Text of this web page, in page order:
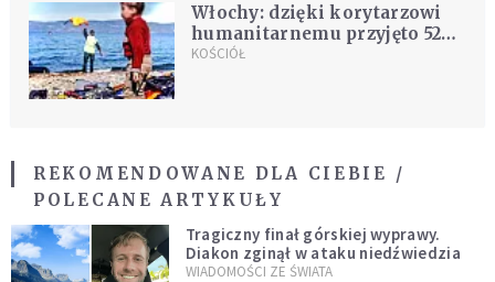
Włochy: dzięki korytarzowi
humanitarnemu przyjęto 52
uchodźców
KOŚCIÓŁ
REKOMENDOWANE DLA CIEBIE /
POLECANE ARTYKUŁY
Tragiczny finał górskiej wyprawy.
Diakon zginął w ataku niedźwiedzia
WIADOMOŚCI ZE ŚWIATA